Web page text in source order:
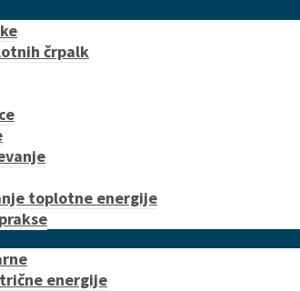
črpalk
toplotne energije
energije